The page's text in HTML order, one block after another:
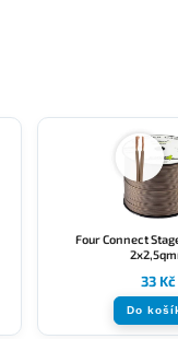
Four Connect
33 Kč
Do